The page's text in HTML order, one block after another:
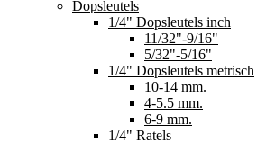
Dopsleutels
1/4" Dopsleutels inch
11/32"-9/16"
5/32"-5/16"
1/4" Dopsleutels metrisch
10-14 mm.
4-5.5 mm.
6-9 mm.
1/4" Ratels